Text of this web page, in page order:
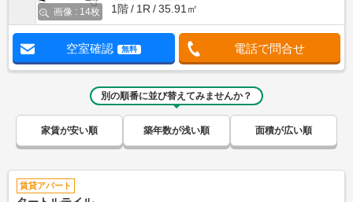
画像 : 14枚
1階
1R 35.91㎡
空室確認 無料 電話で問合せ
別の順番に並び替えてみませんか？
家賃が安い順 築年数が浅い順 面積が広い順
賃貸アパート